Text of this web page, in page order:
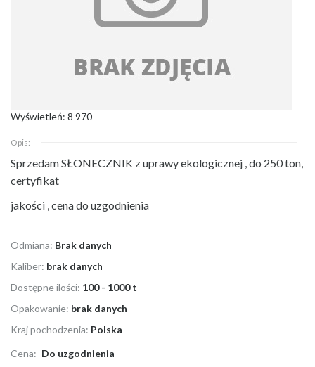
Wyświetleń: 8 970
Opis:
Sprzedam SŁONECZNIK z uprawy ekologicznej , do 250 ton,
certyfikat
jakości , cena do uzgodnienia
Odmiana: Brak danych
Kaliber: brak danych
Dostępne ilości: 100 - 1000 t
Opakowanie: brak danych
Kraj pochodzenia: Polska
Cena: Do uzgodnienia